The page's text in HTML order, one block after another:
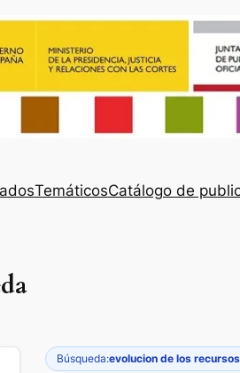
TemáticosCatálogo de
Búsqueda:evolucion de los